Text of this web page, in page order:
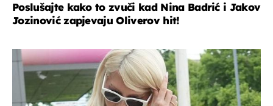
Poslušajte kako to zvuči kad Nina Badrić i Jakov
Jozinović zapjevaju Oliverov hit!